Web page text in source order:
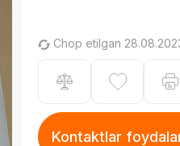
Chop etilgan
Kontaktlar